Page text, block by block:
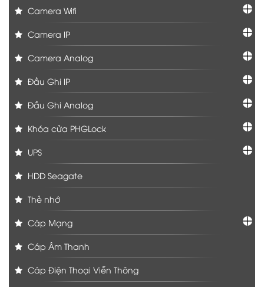
Camera Wifi
Camera IP
Camera Analog
Đầu Ghi IP
Đầu Ghi Analog
Khóa cửa PHGLock
UPS
HDD Seagate
Thẻ nhớ
Cáp Mạng
Cáp Âm Thanh
Cáp Điện Thoại Viễn Thông